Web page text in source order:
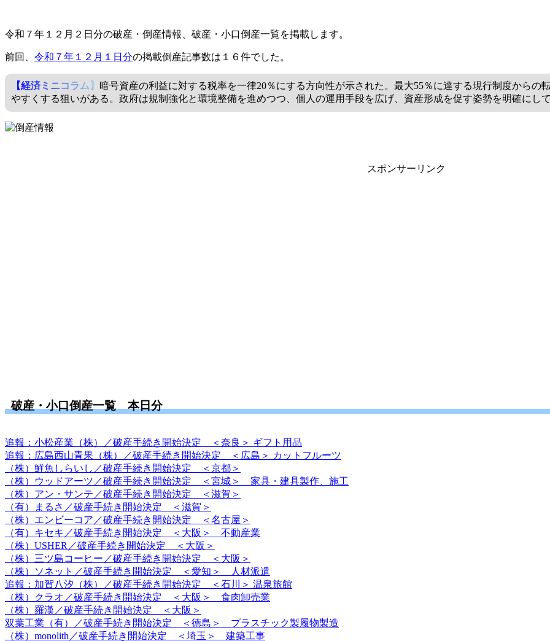
令和７年１２月２日分の破産・倒産情報、破産・小口倒産一覧を掲載します。
前回、 令和７年１２月１日分の掲載倒産記事数は１６件でした。
【経済ミニコラム】 暗号資産の利益に対する税率を一律20％にする方向性が示された。最大55％に達する現行制度から
やすくする狙いがある。政府は規制強化と環境整備を進めつつ、個人の運用手段を広げ、資産形成を促す姿勢を明確にし
スポンサーリンク
破産・小口倒産一覧 本日分
追報：小松産業（株）／破産手続き開始決定 ＜奈良＞ ギフト用品
追報：広島西山青果（株）／破産手続き開始決定 ＜広島＞ カットフルーツ
（株）鮮魚しらいし／破産手続き開始決定 ＜京都＞
（株）ウッドアーツ／破産手続き開始決定 ＜宮城＞ 家具・建具製作、施工
（株）アン・サンテ／破産手続き開始決定 ＜滋賀＞
（有）まるさ／破産手続き開始決定 ＜滋賀＞
（株）エンビーコア／破産手続き開始決定 ＜名古屋＞
（有）キセキ／破産手続き開始決定 ＜大阪＞ 不動産業
（株）USHER／破産手続き開始決定 ＜大阪＞
（株）三ツ島コーヒー／破産手続き開始決定 ＜大阪＞
（株）ソネット／破産手続き開始決定 ＜愛知＞ 人材派遣
追報：加賀八汐（株）／破産手続き開始決定 ＜石川＞ 温泉旅館
（株）クラオ／破産手続き開始決定 ＜大阪＞ 食肉卸売業
（株）羅漢／破産手続き開始決定 ＜大阪＞
双葉工業（有）／破産手続き開始決定 ＜徳島＞ プラスチック製履物製造
（株）monolith／破産手続き開始決定 ＜埼玉＞ 建築工事